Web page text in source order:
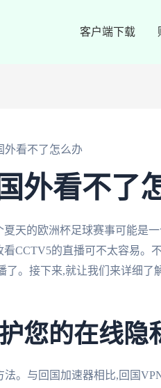
客户端下载
外看不了怎么办
外看不了
天的欧洲杯足球赛事可能是
CCTV5的直播可不太容易。
。接下来,就让我们来详细了
您的在线隐
法。与回国加速器相比,回国